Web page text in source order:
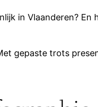
in Vlaanderen? En
gepaste trots